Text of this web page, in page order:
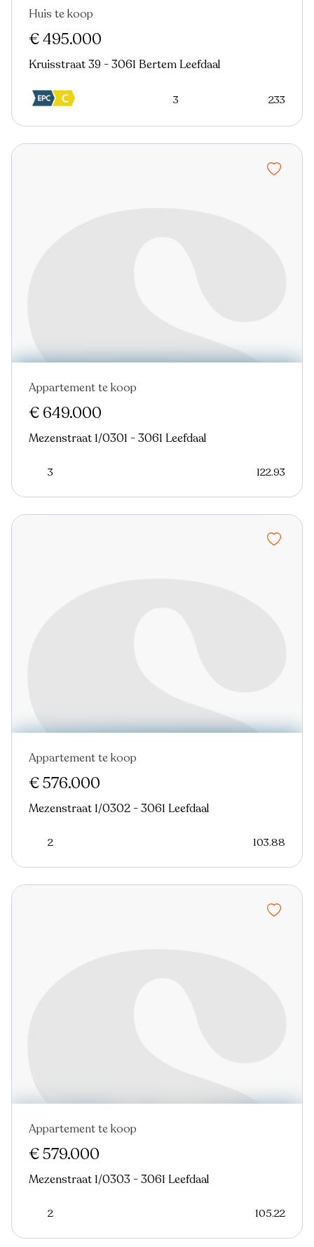
In optie
Huis te koop
€ 495.000
Kruisstraat 39 - 3061 Bertem Leefdaal
3 233
Appartement te koop
€ 649.000
Mezenstraat 1/0301 - 3061 Leefdaal
3 122.93
Appartement te koop
€ 576.000
Mezenstraat 1/0302 - 3061 Leefdaal
2 103.88
Appartement te koop
€ 579.000
Mezenstraat 1/0303 - 3061 Leefdaal
2 105.22